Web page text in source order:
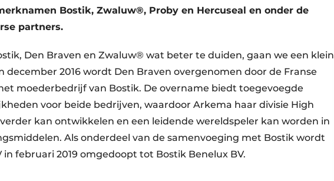
Bostik, Zwaluw®, Proby en Hercuseal en onder de
partners.
Den Braven en Zwaluw® wat beter te duiden, gaan we een klein
december 2016 wordt Den Braven overgenomen door de Franse
moederbedrijf van Bostik. De overname biedt toegevoegde
voor beide bedrijven, waardoor Arkema haar divisie High
kan ontwikkelen en een leidende wereldspeler kan worden in
Als onderdeel van de samenvoeging met Bostik wordt
in februari 2019 omgedoopt tot Bostik Benelux BV.